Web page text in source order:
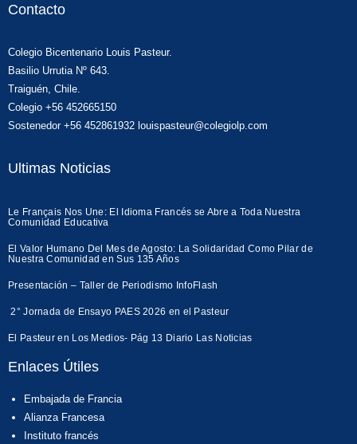
Contacto
Colegio Bicentenario Louis Pasteur.
Basilio Urrutia Nº 643.
Traiguén, Chile.
Colegio +56 452665150
Sostenedor +56 452861932 louispasteur@colegiolp.com
Ultimas Noticias
Le Français Nos Une: El Idioma Francés se Abre a Toda Nuestra
Comunidad Educativa
El Valor Humano Del Mes de Agosto: La Solidaridad Como Pilar de
Nuestra Comunidad en Sus 135 Años
Presentación – Taller de Periodismo InfoFlash
2° Jornada de Ensayo PAES 2026 en el Pasteur
El Pasteur en Los Medios- Pág 13 Diario Las Noticias
Enlaces Útiles
Embajada de Francia
Alianza Francesa
Instituto francés